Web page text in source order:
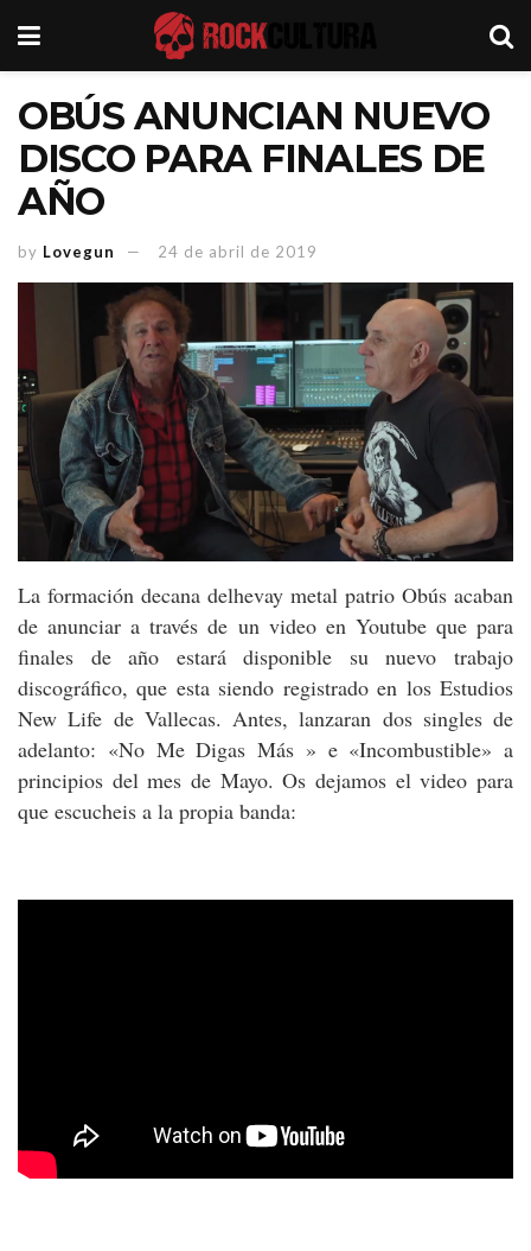
OBÚS ANUNCIAN NUEVO
DISCO PARA FINALES DE
AÑO
by Lovegun 24 de abril de 2019
La formación decana delhevay metal patrio Obús acaban
de anunciar a través de un video en Youtube que para
finales de año estará disponible su nuevo trabajo
discográfico, que esta siendo registrado en los Estudios
New Life de Vallecas. Antes, lanzaran dos singles de
adelanto: «No Me Digas Más » e «Incombustible» a
principios del mes de Mayo. Os dejamos el video para
que escucheis a la propia banda: